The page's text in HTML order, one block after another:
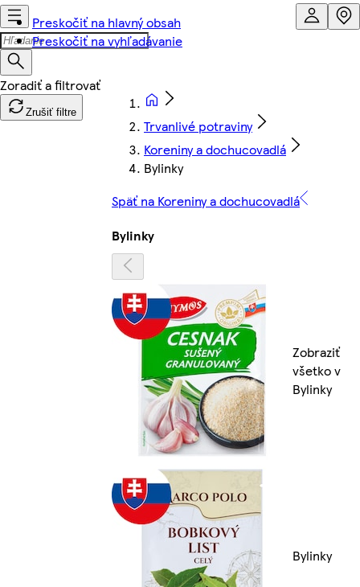
Preskočiť na hlavný obsah
Preskočiť na vyhľadávanie
Zrušiť filtre
Trvanlivé potraviny
Koreniny a dochucovadlá
Bylinky
Späť na Koreniny a dochucovadlá
Bylinky
Zobraziť
všetko v
Bylinky
Bylinky